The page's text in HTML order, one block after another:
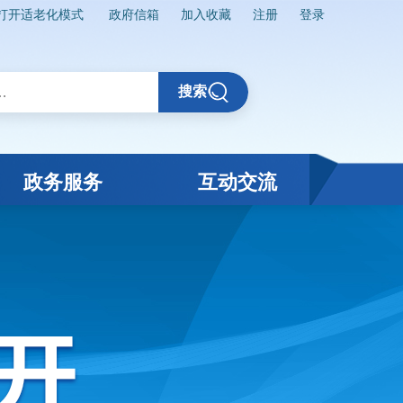
开适老化模式 政府信箱 加入收藏 注册 登录
搜索
政务服务 互动交流